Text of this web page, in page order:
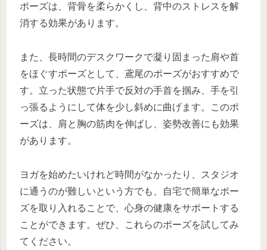
ポーズは、背骨を柔らかくし、背中のストレスを解
消する効果があります。
また、長時間のデスクワークで凝り固まった肩や首
をほぐすポーズとして、鳶尾のポーズがおすすめで
す。立った状態で片手で反対の手首を掴み、手を引
っ張るようにして体を少し斜めに曲げます。このポ
ーズは、肩と胸の筋肉を伸ばし、姿勢改善にも効果
があります。
ヨガを始めたいけれど時間がなかったり、スタジオ
に通うのが難しいという方でも、自宅で簡単なポー
ズを取り入れることで、心身の健康をサポートする
ことができます。ぜひ、これらのポーズを試してみ
てください。